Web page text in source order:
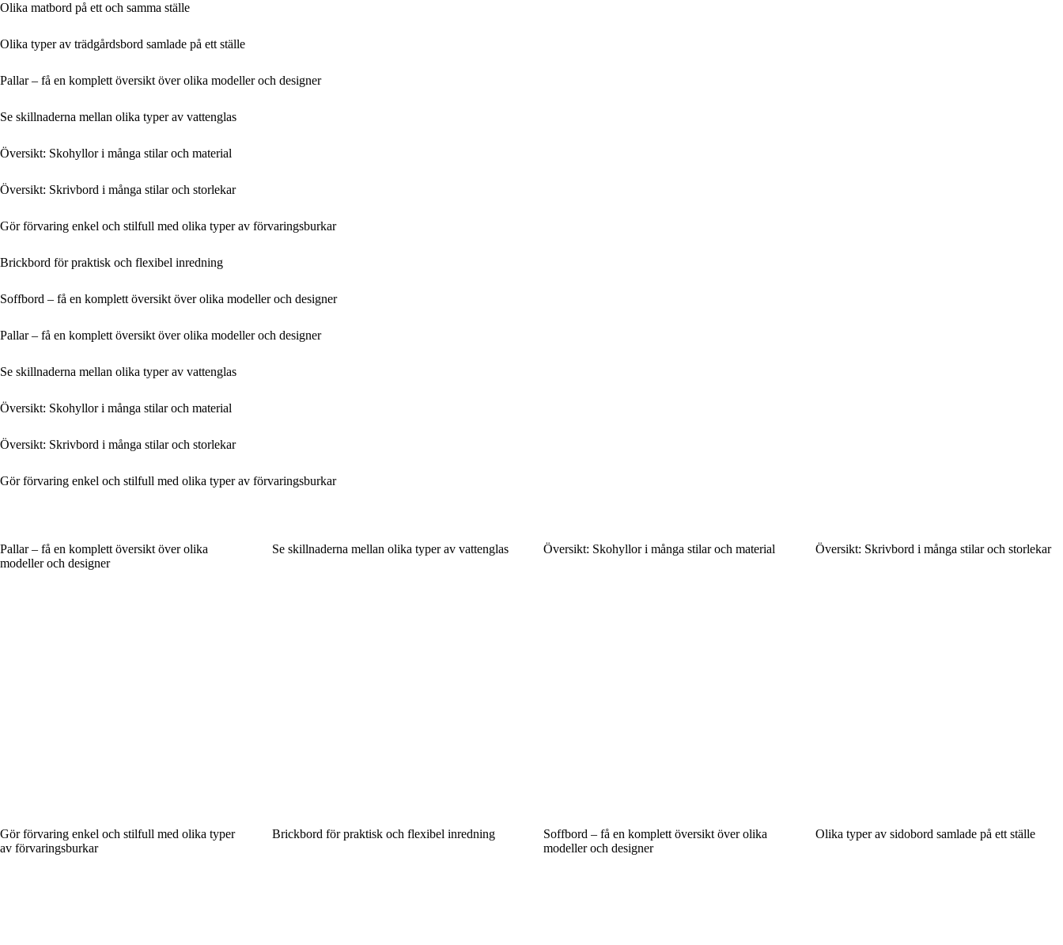
Olika matbord på ett och samma ställe
Olika typer av trädgårdsbord samlade på ett ställe
Pallar – få en komplett översikt över olika modeller och designer
Se skillnaderna mellan olika typer av vattenglas
Översikt: Skohyllor i många stilar och material
Översikt: Skrivbord i många stilar och storlekar
Gör förvaring enkel och stilfull med olika typer av förvaringsburkar
Brickbord för praktisk och flexibel inredning
Soffbord – få en komplett översikt över olika modeller och designer
Pallar – få en komplett översikt över olika modeller och designer
Se skillnaderna mellan olika typer av vattenglas
Översikt: Skohyllor i många stilar och material
Översikt: Skrivbord i många stilar och storlekar
Gör förvaring enkel och stilfull med olika typer av förvaringsburkar
Pallar – få en komplett översikt över olika
modeller och designer
Se skillnaderna mellan olika typer av vattenglas Översikt: Skohyllor i många stilar och material Översikt: Skrivbord i många stilar och storlekar
Gör förvaring enkel och stilfull med olika typer
av förvaringsburkar
Brickbord för praktisk och flexibel inredning
Soffbord – få en komplett översikt över olika
modeller och designer
Olika typer av sidobord samlade på ett ställe